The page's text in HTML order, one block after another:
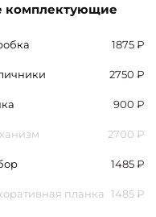
комплектующие
1875₽
2750 ₽
900 ₽
2700 ₽
1485₽
планка 1485 ₽